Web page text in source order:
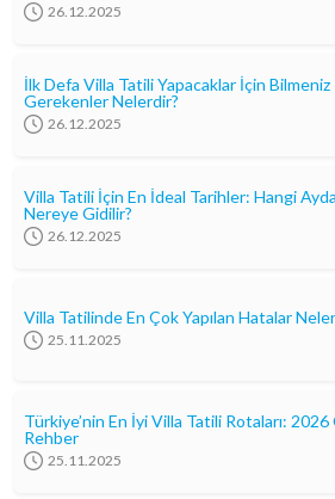
26.12.2025
İlk Defa Villa Tatili Yapacaklar İçin Bilmeniz
Gerekenler Nelerdir?
26.12.2025
Villa Tatili İçin En İdeal Tarihler: Hangi Ayda
Nereye Gidilir?
26.12.2025
Villa Tatilinde En Çok Yapılan Hatalar
25.11.2025
Türkiye’nin En İyi Villa Tatili Rotaları: 2026
Rehber
25.11.2025